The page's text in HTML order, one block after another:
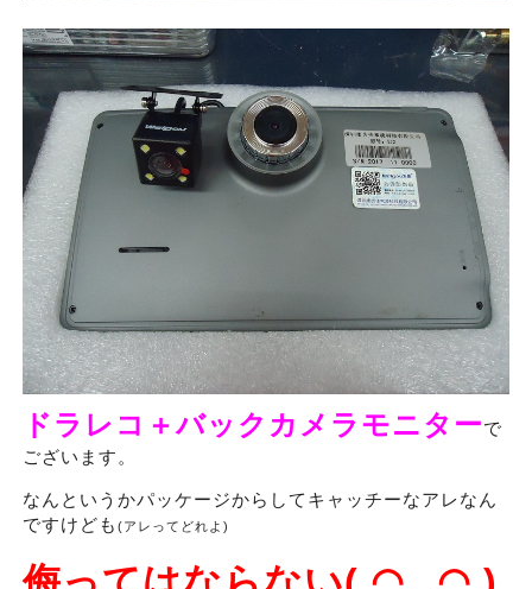
ドラレコ＋バックカメラモニターで
ございます。
なんというかパッケージからしてキャッチーなアレなん
ですけども (アレってどれよ)